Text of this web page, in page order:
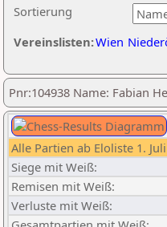
Sortierung
Vereinslisten:Wien
Pnr:104938 Name: Fabian
Alle Partien ab Eloliste 1.
Siege mit Weiß:
Remisen mit Weiß:
Verluste mit Weiß: